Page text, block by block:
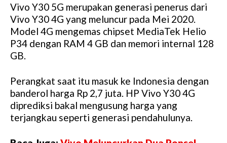
Vivo Y30 5G merupakan generasi penerus dari
Vivo Y30 4G yang meluncur pada Mei 2020.
Model 4G mengemas chipset MediaTek Helio
P34 dengan RAM 4 GB dan memori internal 128
GB.
Perangkat saat itu masuk ke Indonesia dengan
banderol harga Rp 2,7 juta. HP Vivo Y30 4G
diprediksi bakal mengusung harga yang
terjangkau seperti generasi pendahulunya.